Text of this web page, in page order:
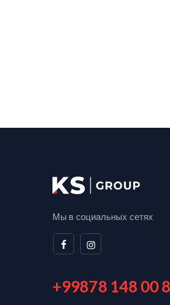
Мы в социальных сетях
+99878 148 00